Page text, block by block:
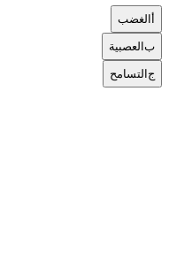
الغضب
بالعصبية
جالتسامح